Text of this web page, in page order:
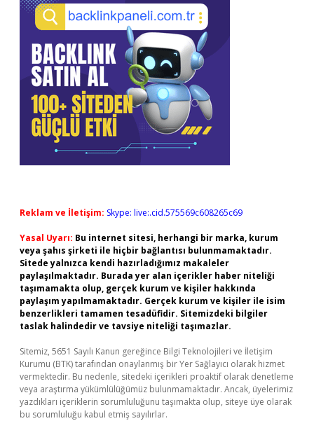
Reklam ve İletişim: Skype: live:.cid.575569c608265c69
Yasal Uyarı: Bu internet sitesi, herhangi bir marka, kurum
veya şahıs şirketi ile hiçbir bağlantısı bulunmamaktadır.
Sitede yalnızca kendi hazırladığımız makaleler
paylaşılmaktadır. Burada yer alan içerikler haber niteliği
taşımamakta olup, gerçek kurum ve kişiler hakkında
paylaşım yapılmamaktadır. Gerçek kurum ve kişiler ile isim
benzerlikleri tamamen tesadüfidir. Sitemizdeki bilgiler
taslak halindedir ve tavsiye niteliği taşımazlar.
Sitemiz, 5651 Sayılı Kanun gereğince Bilgi Teknolojileri ve İletişim
Kurumu (BTK) tarafından onaylanmış bir Yer Sağlayıcı olarak hizmet
vermektedir. Bu nedenle, sitedeki içerikleri proaktif olarak denetleme
veya araştırma yükümlülüğümüz bulunmamaktadır. Ancak, üyelerimiz
yazdıkları içeriklerin sorumluluğunu taşımakta olup, siteye üye olarak
bu sorumluluğu kabul etmiş sayılırlar.